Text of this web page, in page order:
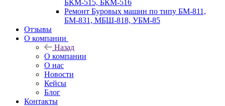
БКМ-515, БКМ-516
Ремонт Буровых машин по типу БМ-811,
БМ-831, МБШ-818, УБМ-85
Отзывы
О компании
Назад
О компании
О нас
Новости
Кейсы
Блог
Контакты